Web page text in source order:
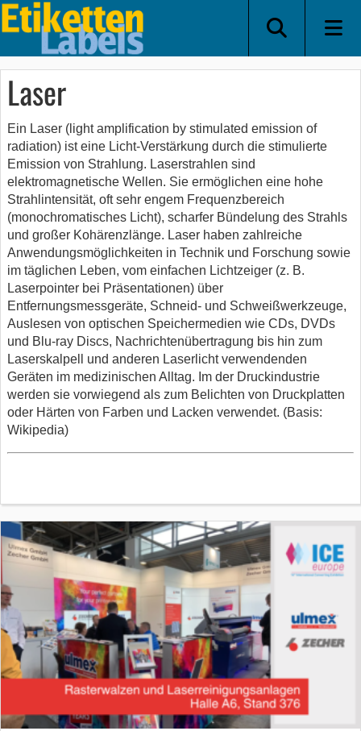
Laser
Ein Laser (light amplification by stimulated emission of
radiation) ist eine Licht-Verstärkung durch die stimulierte
Emission von Strahlung. Laserstrahlen sind
elektromagnetische Wellen. Sie ermöglichen eine hohe
Strahlintensität, oft sehr engem Frequenzbereich
(monochromatisches Licht), scharfer Bündelung des Strahls
und großer Kohärenzlänge. Laser haben zahlreiche
Anwendungsmöglichkeiten in Technik und Forschung sowie
im täglichen Leben, vom einfachen Lichtzeiger (z. B.
Laserpointer bei Präsentationen) über
Entfernungsmessgeräte, Schneid- und Schweißwerkzeuge,
Auslesen von optischen Speichermedien wie CDs, DVDs
und Blu-ray Discs, Nachrichtenübertragung bis hin zum
Laserskalpell und anderen Laserlicht verwendenden
Geräten im medizinischen Alltag. Im der Druckindustrie
werden sie vorwiegend als zum Belichten von Druckplatten
oder Härten von Farben und Lacken verwendet. (Basis:
Wikipedia)